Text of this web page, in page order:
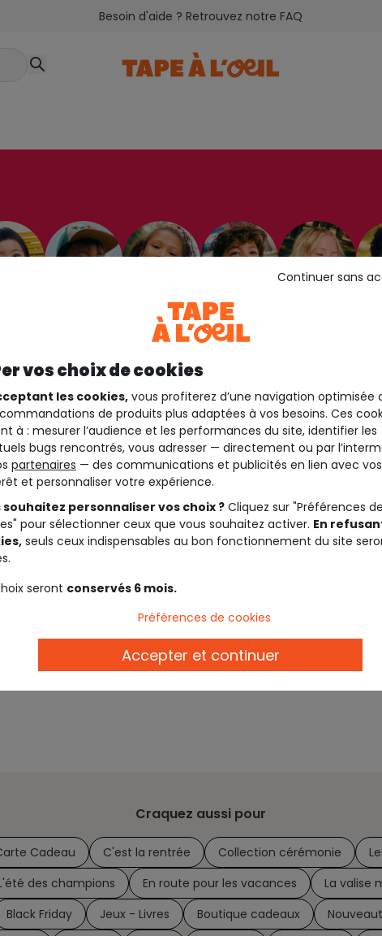
Besoin d'aide ? Retrouvez notre FAQ
Fille Garçon
correspondant aux filtres sélectionnés.
Craquez aussi pour
Cadeau C'est la rentrée Collection cérémonie
des champions En route pour les vacances La valise
Black Friday Jeux - Livres Boutique cadeaux
vos choix de cookies
les cookies, vous profiterez d’une navigation optimisée
de produits plus adaptées à vos besoins. Ces
à : mesurer l’audience et les performances du site, identifier les
bugs rencontrés, vous adresser — directement ou par
partenaires — des communications et publicités en lien avec
et personnaliser votre expérience.
souhaitez personnaliser vos choix ? Cliquez sur "Préférences de
pour sélectionner ceux que vous souhaitez activer. En
seuls ceux indispensables au bon fonctionnement du site
seront conservés 6 mois.
Continuer sans
Préférences de cookies
Accepter et continuer